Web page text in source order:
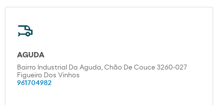
AGUDA
Bairro Industrial Da Aguda, Chão De Couce 3260-027
Figueiro Dos Vinhos
961704982